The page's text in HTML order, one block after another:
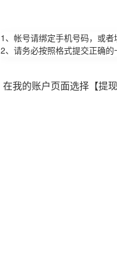
1、帐号请绑定手机号码，或
2、请务必按照格式提交正确的
在我的账户页面选择【提